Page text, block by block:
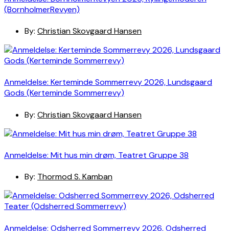
(BornholmerRevyen)
By: Christian Skovgaard Hansen
Anmeldelse: Kerteminde Sommerrevy 2026, Lundsgaard
Gods (Kerteminde Sommerrevy)
By: Christian Skovgaard Hansen
Anmeldelse: Mit hus min drøm, Teatret Gruppe 38
By: Thormod S. Kamban
Anmeldelse: Odsherred Sommerrevy 2026, Odsherred